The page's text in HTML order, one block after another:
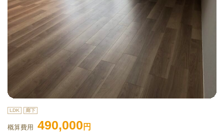
LDK 廊下
概算費用 490,000 円